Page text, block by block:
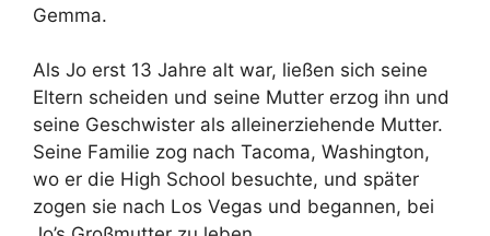
Gemma.
Als Jo erst 13 Jahre alt war, ließen sich seine
Eltern scheiden und seine Mutter erzog ihn und
seine Geschwister als alleinerziehende Mutter.
Seine Familie zog nach Tacoma, Washington,
wo er die High School besuchte, und später
zogen sie nach Los Vegas und begannen, bei